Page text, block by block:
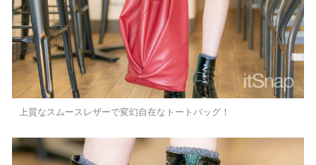
上質なスムースレザーで変幻自在なトートバッグ！